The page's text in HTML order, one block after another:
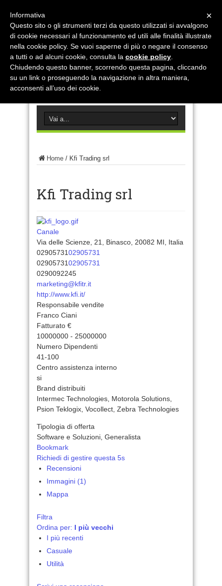
Home / Kfi Trading srl
Kfi Trading srl
Canale
Via delle Scienze, 21, Binasco, 20082 MI, Italia
0290573102905731
0290573102905731
0290092245
marketing@kfitr.it
http://www.kfi.it/
Responsabile vendite
Franco Ciani
Fatturato €
10000000 - 25000000
Numero Dipendenti
41-100
Centro assistenza interno
si
Brand distribuiti
Intermec Technologies, Motorola Solutions,
Psion Teklogix, Vocollect, Zebra Technologies
Tipologia di offerta
Software e Soluzioni, Generalista
Bookmark
Richiedi di gestire questa 5s
Recensioni
Immagini (1)
Mappa
Filtra
Ordina per: I più vecchi
I più recenti
Casuale
Utilità
×
Informativa
Questo sito o gli strumenti terzi da questo utilizzati si avvalgono
di cookie necessari al funzionamento ed utili alle finalità illustrate
nella cookie policy. Se vuoi saperne di più o negare il consenso
a tutti o ad alcuni cookie, consulta la cookie policy
Chiudendo questo banner, scorrendo questa pagina, cliccando
su un link o proseguendo la navigazione in altra maniera,
acconsenti all’uso dei cookie.